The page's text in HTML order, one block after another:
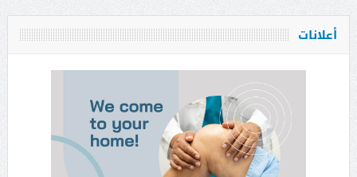
أعلانات